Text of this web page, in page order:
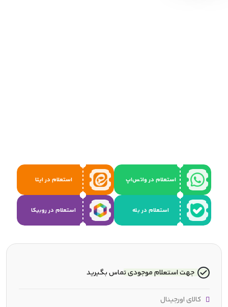
استعلام در واتس‌اپ استعلام در ایتا
استعلام در بله استعلام در روبیکا
جهت استعلام موجودی تماس بگیرید
کالای اورجینال